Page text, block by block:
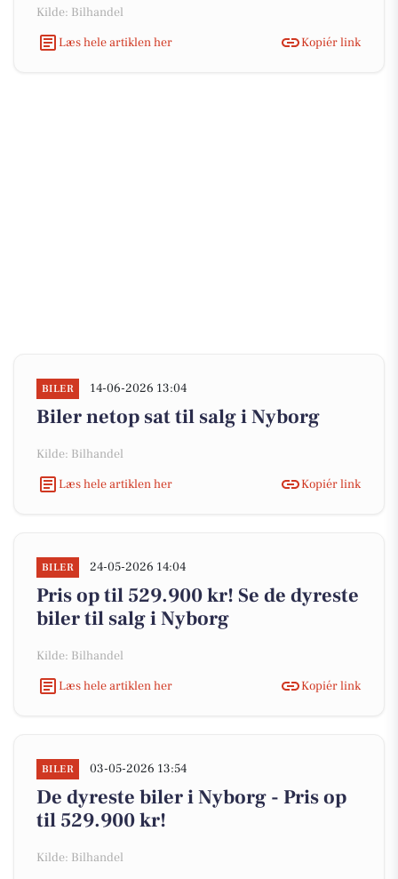
Kilde: Bilhandel
Læs hele artiklen her
Kopiér link
BILER 14-06-2026 13:04
Biler netop sat til salg i Nyborg
Kilde: Bilhandel
Læs hele artiklen her
Kopiér link
BILER 24-05-2026 14:04
Pris op til 529.900 kr! Se de dyreste
biler til salg i Nyborg
Kilde: Bilhandel
Læs hele artiklen her
Kopiér link
BILER 03-05-2026 13:54
De dyreste biler i Nyborg - Pris op
til 529.900 kr!
Kilde: Bilhandel